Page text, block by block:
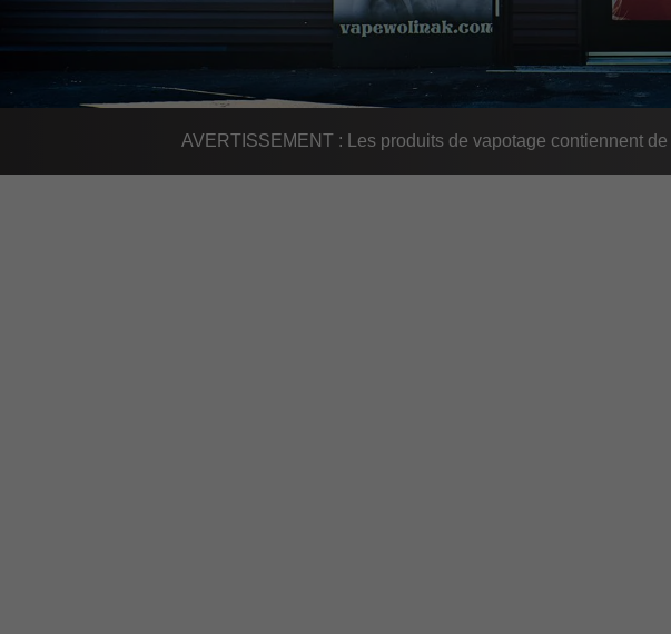
AVERTISSEMENT : Les produits de vapotage contiennent